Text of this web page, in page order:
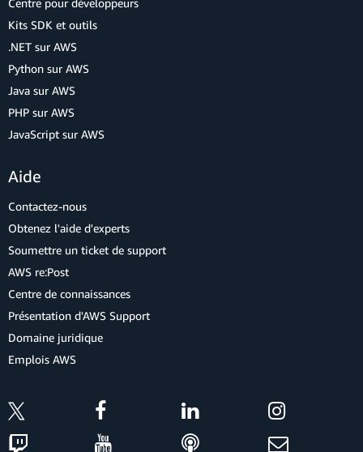
Centre pour développeurs
Kits SDK et outils
.NET sur AWS
Python sur AWS
Java sur AWS
PHP sur AWS
JavaScript sur AWS
Aide
Contactez-nous
Obtenez l'aide d'experts
Soumettre un ticket de support
AWS re:Post
Centre de connaissances
Présentation d'AWS Support
Domaine juridique
Emplois AWS